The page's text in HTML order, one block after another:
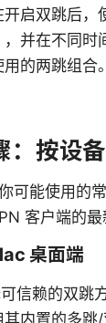
开启双跳后，
，并在不同
的两跳组合。
：按设
可能使用的
客户端的最
桌面端
信赖的双跳